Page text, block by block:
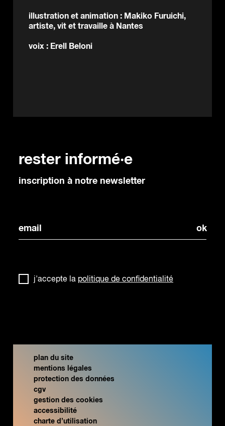
illustration et animation : Makiko Furuichi,
artiste, vit et travaille à Nantes
voix : Erell Beloni
rester informé·e
inscription à notre newsletter
j'accepte la politique de confidentialité
plan du site
mentions légales
protection des données
cgv
gestion des cookies
accessibilité
charte d’utilisation